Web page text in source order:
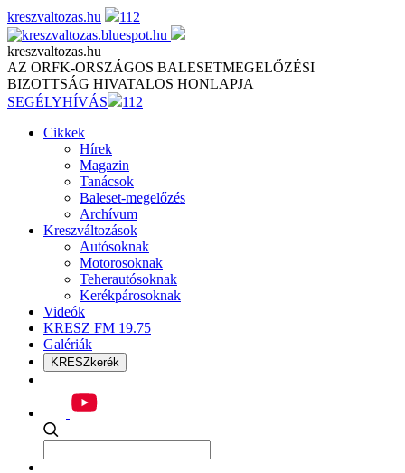
Skip
to
content
kreszvaltozas.hu 112
kreszvaltozas.hu
AZ ORFK-ORSZÁGOS BALESETMEGELŐZÉSI
BIZOTTSÁG HIVATALOS HONLAPJA
SEGÉLYHÍVÁS
112
Cikkek
Hírek
Magazin
Tanácsok
Baleset-megelőzés
Archívum
Kreszváltozások
Autósoknak
Motorosoknak
Teherautósoknak
Kerékpárosoknak
Videók
KRESZ FM 19.75
Galériák
KRESZkerék